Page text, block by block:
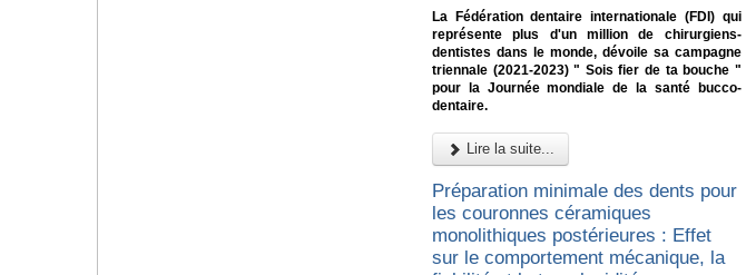
La Fédération dentaire internationale (FDI) qui
représente plus d'un million de chirurgiens-
dentistes dans le monde, dévoile sa campagne
triennale (2021-2023) " Sois fier de ta bouche "
pour la Journée mondiale de la santé bucco-
dentaire.
Lire la suite...
Préparation minimale des dents pour
les couronnes céramiques
monolithiques postérieures : Effet
sur le comportement mécanique, la